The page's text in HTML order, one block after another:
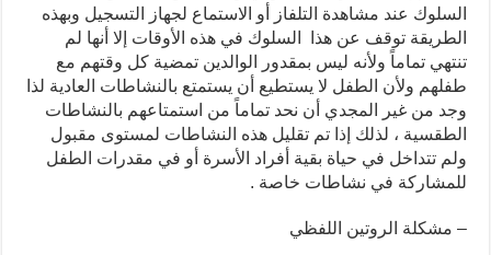
السلوك عند مشاهدة التلفاز أو الاستماع لجهاز التسجيل وبهذه
الطريقة توقف عن هذا السلوك في هذه الأوقات إلا أنها لم
تنتهي تماماً ولأنه ليس بمقدور الوالدين تمضية كل وقتهم مع
طفلهم ولأن الطفل لا يستطيع أن يستمتع بالنشاطات العادية لذا
وجد من غير المجدي أن نحد تماماً من استمتاعهم بالنشاطات
الطقسية ، لذلك إذا تم تقليل هذه النشاطات لمستوى مقبول
ولم تتداخل في حياة بقية أفراد الأسرة أو في مقدرات الطفل
للمشاركة في نشاطات خاصة .
– مشكلة الروتين اللفظي